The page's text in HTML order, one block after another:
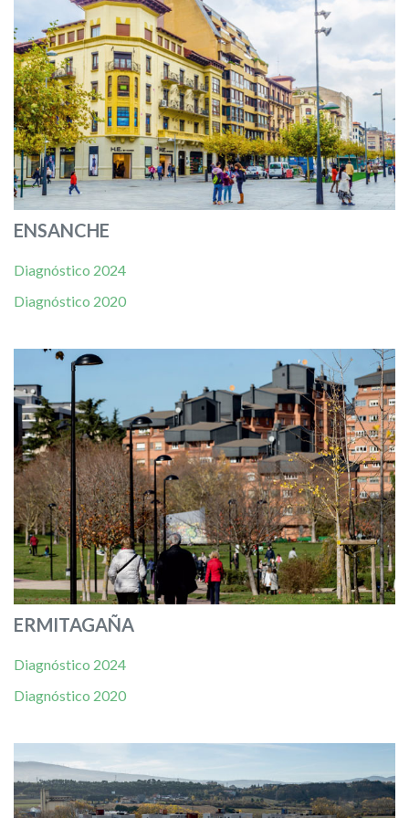
ENSANCHE
Diagnóstico 2024
Diagnóstico 2020
ERMITAGAÑA
Diagnóstico 2024
Diagnóstico 2020